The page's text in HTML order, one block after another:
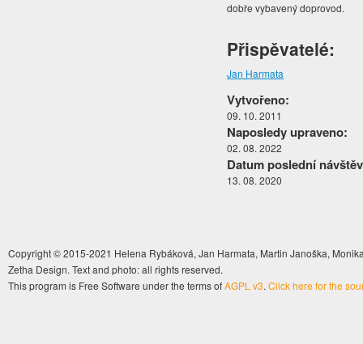
dobře vybavený doprovod.
Přispěvatelé:
Jan Harmata
Vytvořeno:
09. 10. 2011
Naposledy upraveno:
02. 08. 2022
Datum poslední
13. 08. 2020
Copyright © 2015-2021 Helena Rybáková, Jan Harmata, Martin Janoška,
Zetha Design. Text and photo: all rights reserved.
This program is Free Software under the terms ofAGPL v3. Click here for the